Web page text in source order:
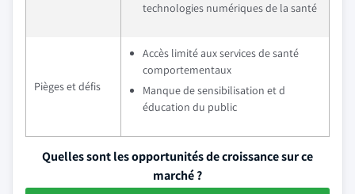
technologies numériques de la santé
Pièges et défis
Accès limité aux services de santé
comportementaux
Manque de sensibilisation et d
éducation du public
Quelles sont les opportunités de croissance sur ce
marché ?